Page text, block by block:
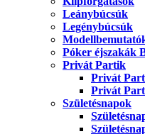
Leánybúcsúk
Legénybúcsúk
Póker éjszakák
Privát Partik
Privát
Privát
Születésnapok